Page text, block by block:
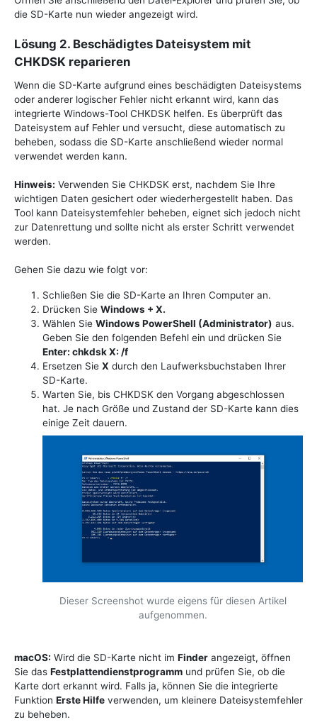
die SD-Karte nun wieder angezeigt wird.
Lösung 2. Beschädigtes Dateisystem mit
CHKDSK reparieren
Wenn die SD-Karte aufgrund eines beschädigten Dateisystems
oder anderer logischer Fehler nicht erkannt wird, kann das
integrierte Windows-Tool CHKDSK helfen. Es überprüft das
Dateisystem auf Fehler und versucht, diese automatisch zu
beheben, sodass die SD-Karte anschließend wieder normal
verwendet werden kann.
Hinweis: Verwenden Sie CHKDSK erst, nachdem Sie Ihre
wichtigen Daten gesichert oder wiederhergestellt haben. Das
Tool kann Dateisystemfehler beheben, eignet sich jedoch nicht
zur Datenrettung und sollte nicht als erster Schritt verwendet
werden.
Gehen Sie dazu wie folgt vor:
Schließen Sie die SD-Karte an Ihren Computer an.
Drücken Sie Windows + X.
Wählen Sie Windows PowerShell (Administrator) aus.
Geben Sie den folgenden Befehl ein und drücken Sie
Enter: chkdsk X: /f
Ersetzen Sie X durch den Laufwerksbuchstaben Ihrer
SD-Karte.
Warten Sie, bis CHKDSK den Vorgang abgeschlossen
hat. Je nach Größe und Zustand der SD-Karte kann dies
einige Zeit dauern.
Dieser Screenshot wurde eigens für diesen Artikel
aufgenommen.
macOS: Wird die SD-Karte nicht im Finder angezeigt, öffnen
Sie das Festplattendienstprogramm und prüfen Sie, ob die
Karte dort erkannt wird. Falls ja, können Sie die integrierte
Funktion Erste Hilfe verwenden, um kleinere Dateisystemfehler
zu beheben.